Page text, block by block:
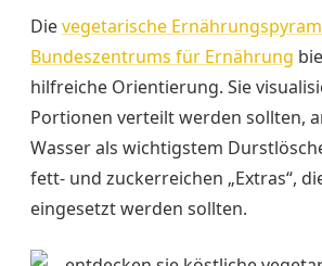
Dievegetarische
Bundeszentrums für Ernährung
hilfreiche Orientierung. Sie
Portionen verteilt werden sollten,
Wasser als wichtigstem
fett- und zuckerreichen „Extras“,
eingesetzt werden sollten.